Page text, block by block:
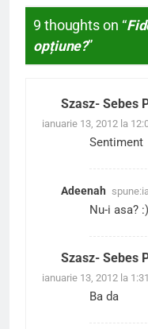
9 thoughts on “
opțiune?”
Szasz- Sebes
ianuarie 13, 2012 la
Sentiment
Adeenah spune:
Nu-i asa? :)
Szasz- Sebes
ianuarie 13, 2012 la
Ba da